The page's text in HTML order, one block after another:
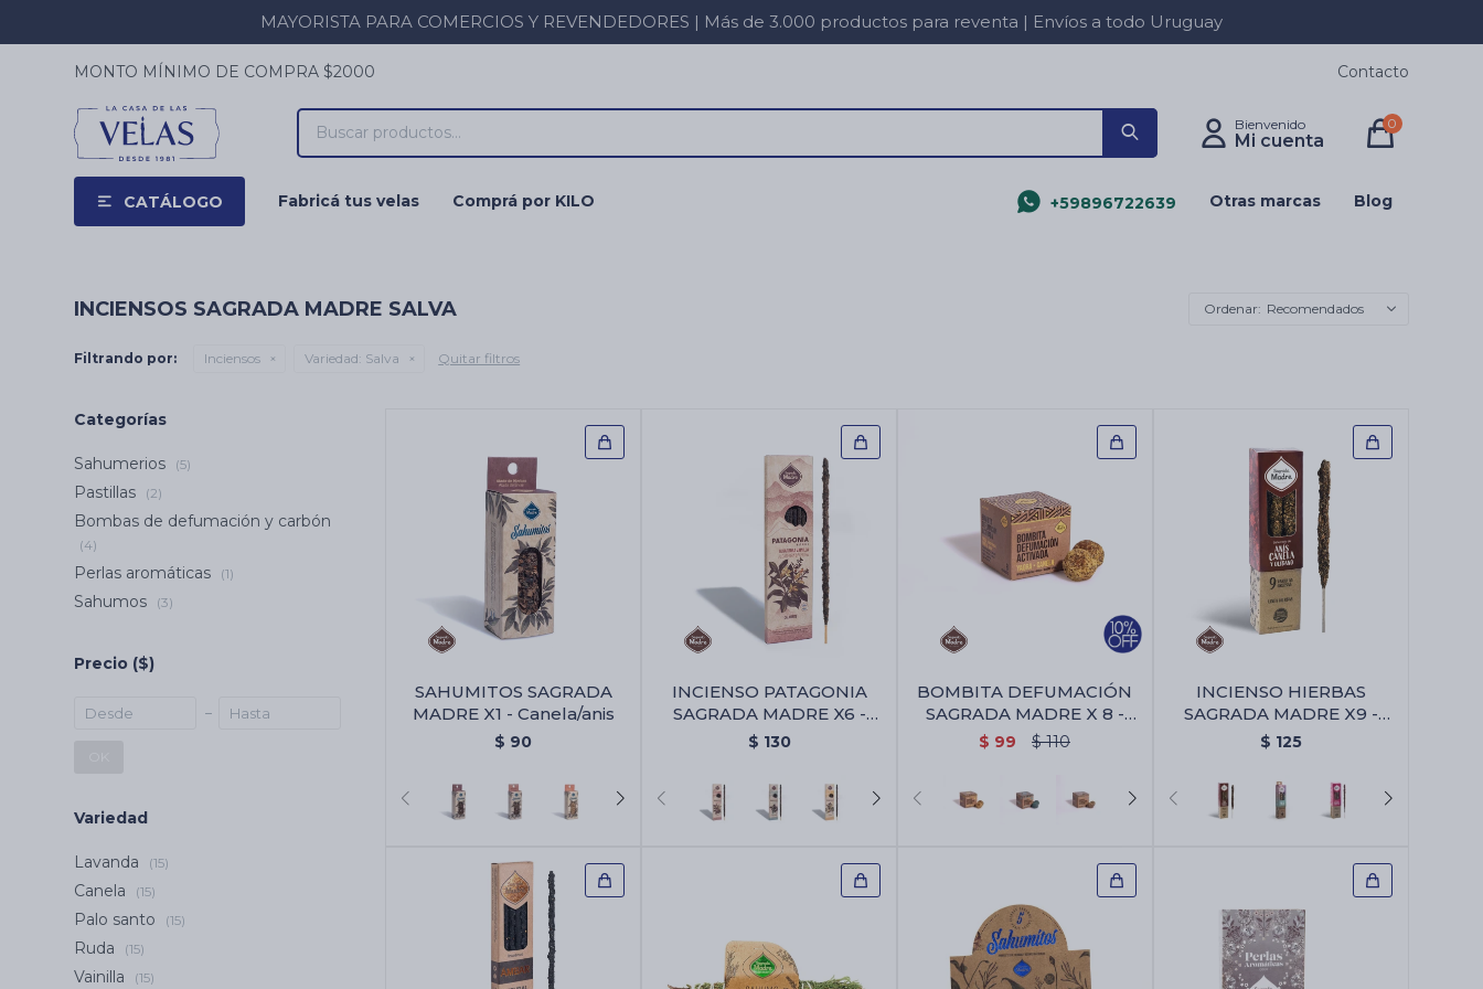
MAYORISTA PARA COMERCIOS Y REVENDEDORES | Más de 3.000 productos para reventa | Envíos a todo Uruguay
CATÁLOGO Fabricá tus velas Comprá por KILO +59896722639 Otras marcas Blog
0
MONTO MÍNIMO DE COMPRA $2000 Contacto
INCIENSOS SAGRADA MADRE SALVA Recomendados
Filtrando por: Inciensos Variedad: Salva Quitar filtros
SAHUMITOS SAGRADA
MADRE X1 - Canela/anis
$ 90
INCIENSO PATAGONIA
SAGRADA MADRE X6 -
Algaborra/vainilla
$ 130
BOMBITA DEFUMACIÓN
SAGRADA MADRE X 8 -
Yagra/canela
$ 99 $ 110
INCIENSO HIERBAS
SAGRADA MADRE X9 -
Anis/canela/olibano
$ 125
Categorías
Sahumerios (5)
Pastillas (2)
Bombas de defumación y carbón
(4)
Perlas aromáticas (1)
Sahumos (3)
Precio ($)
Variedad
Lavanda (15)
Canela (15)
Palo santo (15)
Ruda (15)
Vainilla (15)